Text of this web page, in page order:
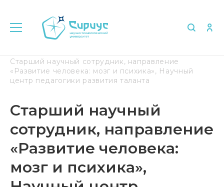
Старший научный сотрудник, направление
«Развитие человека: мозг и психика», Научный
центр педагогики развития таланта
Старший научный
сотрудник, направление
«Развитие человека:
мозг и психика»,